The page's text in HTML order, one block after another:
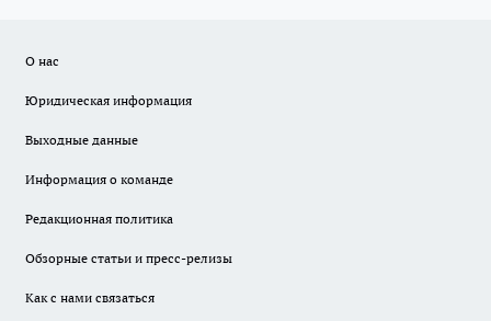
О нас
Юридическая информация
Выходные данные
Информация о команде
Редакционная политика
Обзорные статьи и пресс-релизы
Как с нами связаться